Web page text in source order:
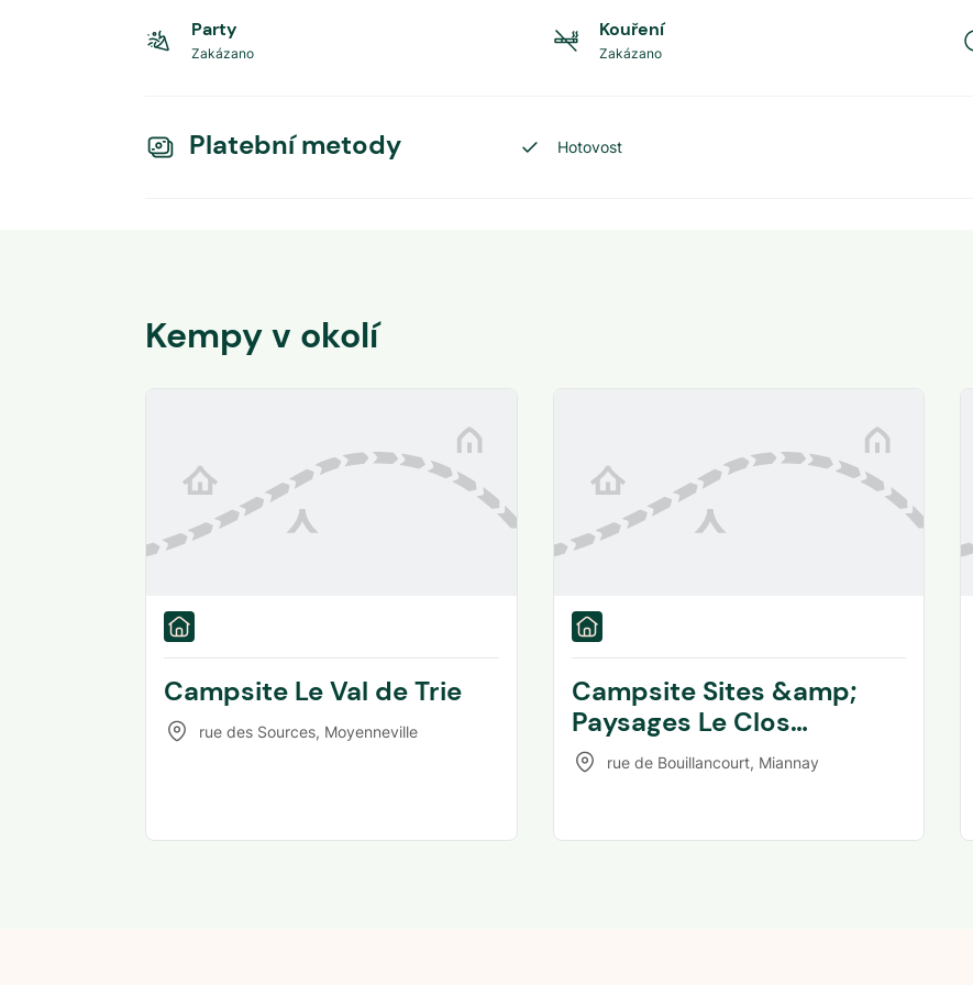
Party
Zakázano
Kouření
Zakázano
Platební metody Hotovost
Kempy v okolí
Campsite Le Val de Trie
rue des Sources, Moyenneville
Campsite Sites &amp;
Paysages Le Clos
Cacheleux
rue de Bouillancourt, Miannay